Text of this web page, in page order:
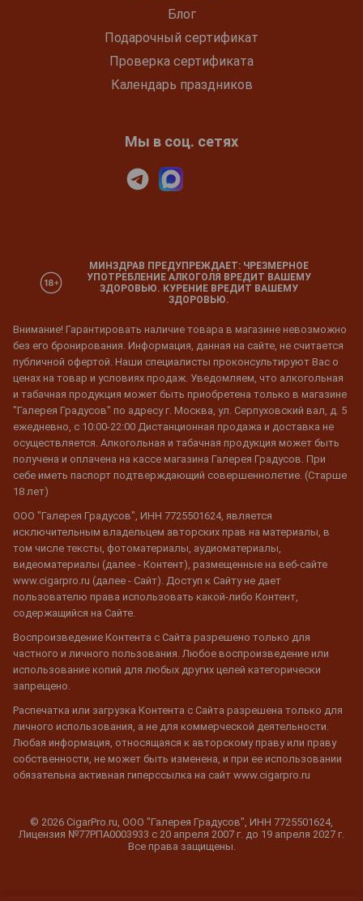
Блог
Подарочный сертификат
Проверка сертификата
Календарь праздников
Мы в соц. сетях
МИНЗДРАВ ПРЕДУПРЕЖДАЕТ: ЧРЕЗМЕРНОЕ
УПОТРЕБЛЕНИЕ АЛКОГОЛЯ ВРЕДИТ ВАШЕМУ
ЗДОРОВЬЮ. КУРЕНИЕ ВРЕДИТ ВАШЕМУ
ЗДОРОВЬЮ.
Внимание! Гарантировать наличие товара в магазине невозможно
без его бронирования. Информация, данная на сайте, не считается
публичной офертой. Наши специалисты проконсультируют Вас о
ценах на товар и условиях продаж. Уведомляем, что алкогольная
и табачная продукция может быть приобретена только в магазине
"Галерея Градусов" по адресу г. Москва, ул. Серпуховский вал, д. 5
ежедневно, с 10:00-22:00 Дистанционная продажа и доставка не
осуществляется. Алкогольная и табачная продукция может быть
получена и оплачена на кассе магазина Галерея Градусов. При
себе иметь паспорт подтверждающий совершеннолетие. (Старше
18 лет)
ООО "Галерея Градусов", ИНН 7725501624, является
исключительным владельцем авторских прав на материалы, в
том числе тексты, фотоматериалы, аудиоматериалы,
видеоматериалы (далее - Контент), размещенные на веб-сайте
www.cigarpro.ru (далее - Сайт). Доступ к Сайту не дает
пользователю права использовать какой-либо Контент,
содержащийся на Сайте.
Воспроизведение Контента с Сайта разрешено только для
частного и личного пользования. Любое воспроизведение или
использование копий для любых других целей категорически
запрещено.
Распечатка или загрузка Контента с Сайта разрешена только для
личного использования, а не для коммерческой деятельности.
Любая информация, относящаяся к авторскому праву или праву
собственности, не может быть изменена, и при ее использовании
обязательна активная гиперссылка на сайт www.cigarpro.ru
© 2026 CigarPro.ru, ООО "Галерея Градусов", ИНН 7725501624,
Лицензия №77РПА0003933 c 20 апреля 2007 г. до 19 апреля 2027 г.
Все права защищены.